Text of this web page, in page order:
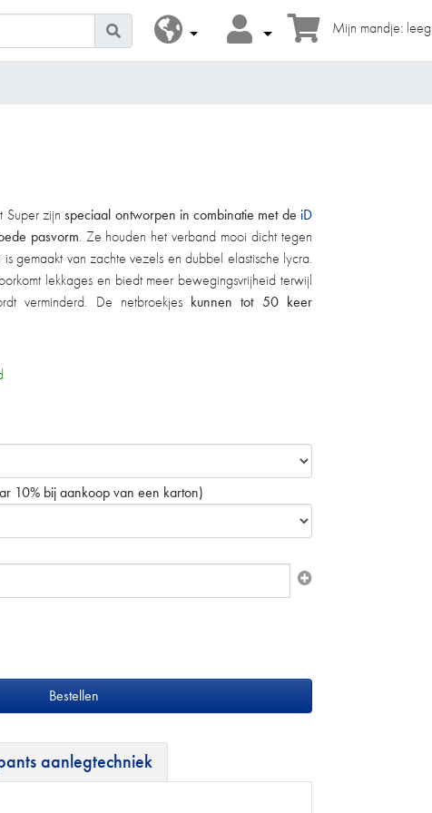
Mijn mandje: leeg
Super zijnspeciaal ontworpen in combinatie met de iD
pasvorm. Ze houden het verband mooi dicht tegen
gemaakt van zachte vezels en dubbel elastische lycra.
lekkages en biedt meer bewegingsvrijheid terwijl
verminderd. De netbroekjes kunnen tot 50 keer
10% bij aankoop van een karton)
aanlegtechniek